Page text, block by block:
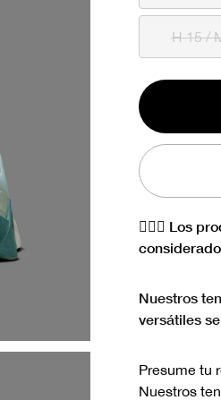
H 15 /
🏋🏻‍♀️ Los
Nuestros
versátiles
Presume tu
Nuestros